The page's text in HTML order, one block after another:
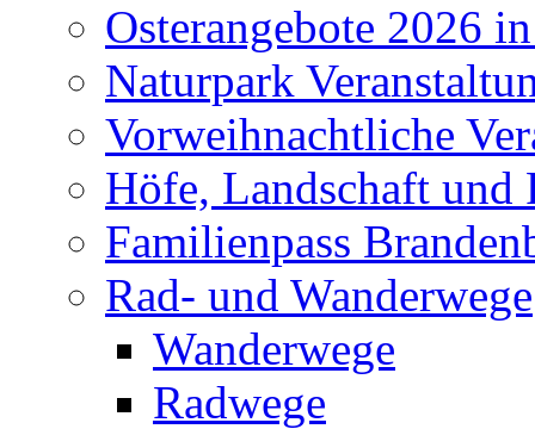
Osterangebote 2026
Naturpark
Vorweihnachtliche
Höfe, Landschaft und
Familienpass
Rad- und Wanderwege
Wanderwege
Radwege